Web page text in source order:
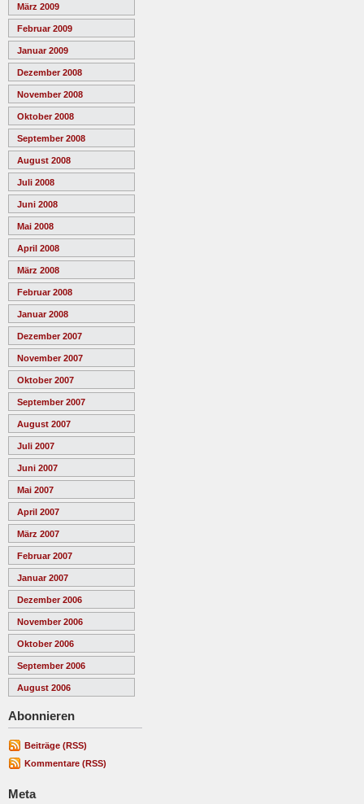
März 2009
Februar 2009
Januar 2009
Dezember 2008
November 2008
Oktober 2008
September 2008
August 2008
Juli 2008
Juni 2008
Mai 2008
April 2008
März 2008
Februar 2008
Januar 2008
Dezember 2007
November 2007
Oktober 2007
September 2007
August 2007
Juli 2007
Juni 2007
Mai 2007
April 2007
März 2007
Februar 2007
Januar 2007
Dezember 2006
November 2006
Oktober 2006
September 2006
August 2006
Abonnieren
Beiträge (RSS)
Kommentare (RSS)
Meta